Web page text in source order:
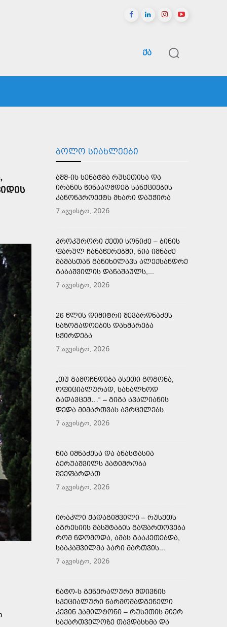
ᲥᲐ
ᲑᲝᲚᲝ ᲡᲘᲐᲮᲚᲔᲔᲑᲘ
ᲐᲨᲨ-ᲘᲡ ᲡᲔᲜᲐᲢᲛᲐ ᲠᲣᲡᲔᲗᲘᲡᲐ ᲓᲐ
ᲘᲠᲐᲜᲘᲡ ᲬᲘᲜᲐᲐᲦᲛᲓᲔᲒ ᲡᲐᲜᲥᲪᲘᲔᲑᲘᲡ
ᲙᲐᲜᲝᲜᲞᲠᲝᲔᲥᲢᲡ ᲛᲮᲐᲠᲘ ᲓᲐᲣᲭᲘᲠᲐ
7 აგვისტო, 2026
ᲞᲠᲝᲙᲣᲠᲝᲠᲘ ᲥᲔᲗᲘ ᲡᲝᲜᲘᲫᲔ – ᲑᲘᲜᲘᲡ
ᲤᲐᲠᲣᲚ ᲩᲐᲜᲐᲬᲔᲠᲔᲑᲨᲘ, ᲜᲘᲐ ᲘᲛᲜᲐᲫᲔ
ᲛᲐᲛᲐᲡᲗᲐᲜ ᲒᲐᲜᲘᲮᲘᲚᲐᲕᲡ ᲐᲚᲔᲥᲡᲐᲜᲓᲠᲔ
ᲒᲐᲑᲐᲨᲕᲘᲚᲘᲡ ᲓᲐᲜᲐᲨᲐᲣᲚᲡ,...
7 აგვისტო, 2026
26 ᲬᲚᲘᲡ ᲓᲘᲛᲘᲢᲠᲘ ᲨᲔᲕᲐᲠᲓᲜᲐᲫᲔᲡ
ᲡᲐᲖᲝᲒᲐᲓᲝᲔᲑᲘᲡ ᲓᲐᲮᲛᲐᲠᲔᲑᲐ
ᲡᲭᲘᲠᲓᲔᲑᲐ
7 აგვისტო, 2026
„ᲗᲣ ᲒᲐᲛᲝᲩᲜᲓᲔᲑᲐ ᲐᲡᲔᲗᲘ ᲒᲝᲒᲝᲜᲐ,
ᲝᲤᲘᲪᲘᲐᲚᲣᲠᲐᲓ, ᲡᲐᲮᲐᲚᲮᲝᲓ
ᲒᲐᲓᲐᲕᲪᲔᲛ…“ – ᲒᲘᲒᲐ ᲐᲕᲐᲚᲘᲐᲜᲘᲡ
ᲓᲔᲓᲐ ᲛᲘᲛᲐᲠᲗᲕᲐᲡ ᲐᲕᲠᲪᲔᲚᲔᲑᲡ
7 აგვისტო, 2026
ᲜᲘᲐ ᲘᲛᲜᲐᲫᲔᲡᲐ ᲓᲐ ᲐᲜᲐᲡᲢᲐᲡᲘᲐ
ᲑᲔᲠᲣᲐᲨᲕᲘᲚᲡ ᲞᲐᲢᲘᲛᲠᲝᲑᲐ
ᲨᲔᲔᲤᲐᲠᲓᲐᲗ
7 აგვისტო, 2026
ᲘᲠᲐᲙᲚᲘ ᲥᲐᲓᲐᲒᲘᲨᲕᲘᲚᲘ – ᲠᲣᲡᲔᲗᲡ
ᲐᲒᲠᲔᲡᲘᲘᲡ ᲛᲐᲡᲨᲢᲐᲑᲘᲡ ᲒᲐᲤᲐᲠᲗᲝᲕᲔᲑᲐ
ᲠᲝᲛ ᲜᲓᲝᲛᲝᲓᲐ, ᲐᲛᲐᲡ ᲒᲐᲐᲙᲔᲗᲔᲑᲓᲐ,
ᲡᲐᲐᲙᲐᲨᲕᲘᲚᲛᲐ ᲯᲐᲠᲘ ᲛᲐᲠᲗᲕᲘᲡ...
7 აგვისტო, 2026
ᲜᲐᲢᲝ-Ს ᲒᲔᲜᲔᲠᲐᲚᲣᲠᲘ ᲛᲓᲘᲕᲜᲘᲡ
ᲡᲞᲔᲪᲘᲐᲚᲣᲠᲘ ᲬᲐᲠᲛᲝᲛᲐᲓᲒᲔᲜᲔᲚᲘ
ᲙᲔᲕᲘᲜ ᲰᲐᲛᲘᲚᲢᲝᲜᲘ – ᲠᲣᲡᲔᲗᲘᲡ ᲛᲘᲔᲠ
ᲡᲐᲥᲐᲠᲗᲕᲔᲚᲝᲖᲔ ᲗᲐᲕᲓᲐᲡᲮᲛᲐ ᲓᲐ